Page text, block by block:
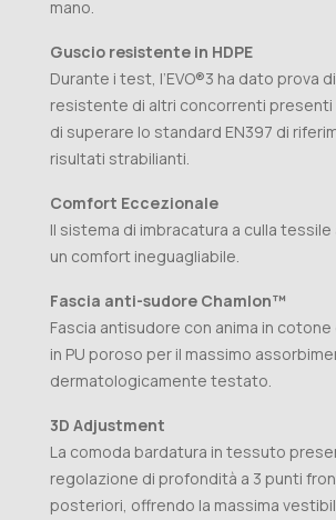
mano.
Guscio resistente in HDPE
Durante i test, l’EVO®3 ha dato prova
resistente di altri concorrenti presenti
di superare lo standard EN397 di
risultati strabilianti.
Comfort Eccezionale
Il sistema di imbracatura a culla
un comfort ineguagliabile.
Fascia anti-sudore Chamlon™
Fascia antisudore con anima in
in PU poroso per il massimo
dermatologicamente testato.
3D Adjustment
La comoda bardatura in tessuto
regolazione di profondità a 3 punti
posteriori, offrendo la massima